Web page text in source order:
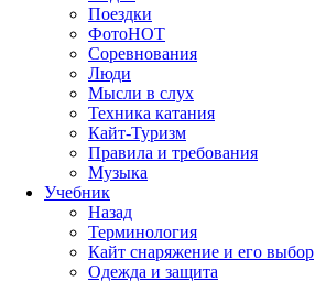
Поездки
ФотоHOT
Соревнования
Люди
Мысли в слух
Техника катания
Кайт-Туризм
Правила и требования
Музыка
Учебник
Назад
Терминология
Кайт снаряжение и его выбор
Одежда и защита